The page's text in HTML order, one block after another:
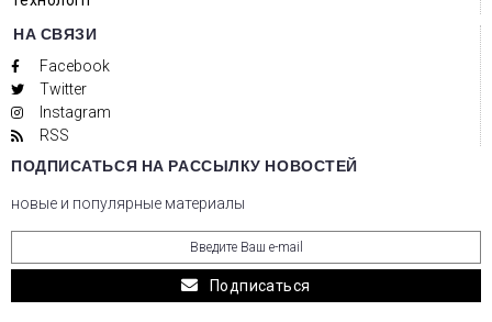
НА СВЯЗИ
Facebook
Twitter
Instagram
RSS
ПОДПИСАТЬСЯ НА РАССЫЛКУ НОВОСТЕЙ
новые и популярные материалы
Подписаться